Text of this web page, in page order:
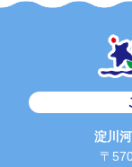
淀川
〒